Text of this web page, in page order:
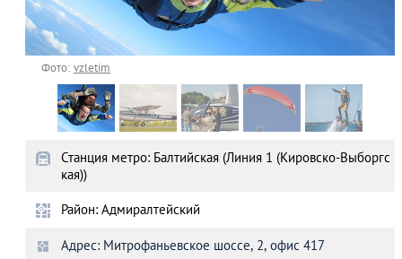
Фото:vzletim
Станция метро: Балтийская (Линия 1 (Кировско-Выборгс
кая))
Район: Адмиралтейский
Адрес: Митрофаньевское шоссе, 2, офис 417